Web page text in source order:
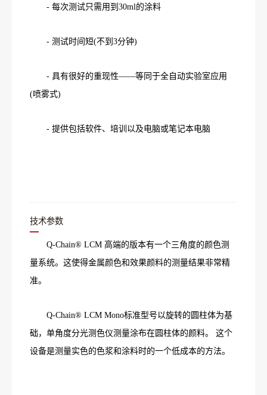
- 每次测试只需用到30ml的涂料
- 测试时间短(不到3分钟)
- 具有很好的重现性——等同于全自动实验室应用
(喷雾式)
- 提供包括软件、培训以及电脑或笔记本电脑
技术参数
Q-Chain® LCM 高端的版本有一个三角度的颜色测
量系统。这使得金属颜色和效果颜料的测量结果非常精
准。
Q-Chain® LCM Mono标准型号以旋转的圆柱体为基
础，单角度分光测色仪测量涂布在圆柱体的颜料。 这个
设备是测量实色的色浆和涂料时的一个低成本的方法。